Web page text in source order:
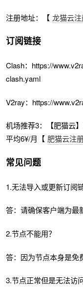
注册地址：【 龙猫云
订阅链接
Clash：https://
clash.yaml
V2ray：https://
机场推荐3：【肥猫云
平均6¥/月【 肥猫云注
常见问题
1.无法导入或更新订阅
答：请确保客户端为最
2.节点不能用？
答：因为节点本身是免
3.节点正常但是无法访